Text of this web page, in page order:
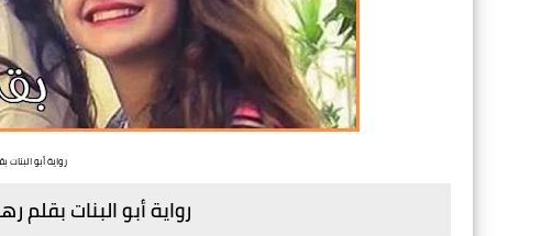
رواية أبو
رواية أبو البنات